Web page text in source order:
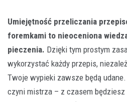
Umiejętność przeliczania
foremkami to nieoceniona
pieczenia. Dzięki tym prostym
wykorzystać każdy przepis,
Twoje wypieki zawsze będą
czyni mistrza – z czasem